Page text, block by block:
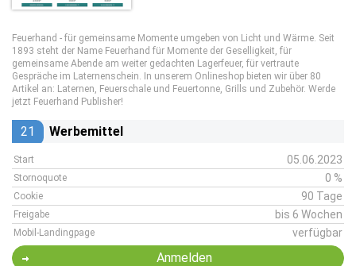
Feuerhand - für gemeinsame Momente umgeben von Licht und Wärme. Seit
1893 steht der Name Feuerhand für Momente der Geselligkeit, für
gemeinsame Abende am weiter gedachten Lagerfeuer, für vertraute
Gespräche im Laternenschein. In unserem Onlineshop bieten wir über 80
Artikel an: Laternen, Feuerschale und Feuertonne, Grills und Zubehör. Werde
jetzt Feuerhand Publisher!
21 Werbemittel
Start 05.06.2023
Stornoquote 0 %
Cookie 90 Tage
Freigabe bis 6 Wochen
Mobil-Landingpage verfügbar
Anmelden